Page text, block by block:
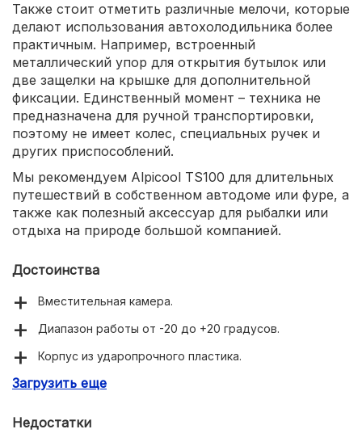
Также стоит отметить различные мелочи, которые
делают использования автохолодильника более
практичным. Например, встроенный
металлический упор для открытия бутылок или
две защелки на крышке для дополнительной
фиксации. Единственный момент – техника не
предназначена для ручной транспортировки,
поэтому не имеет колес, специальных ручек и
других приспособлений.
Мы рекомендуем Alpicool TS100 для длительных
путешествий в собственном автодоме или фуре, а
также как полезный аксессуар для рыбалки или
отдыха на природе большой компанией.
Достоинства
Вместительная камера.
Диапазон работы от -20 до +20 градусов.
Корпус из ударопрочного пластика.
Возможность управления я через приложение на
Загрузить еще
Недостатки